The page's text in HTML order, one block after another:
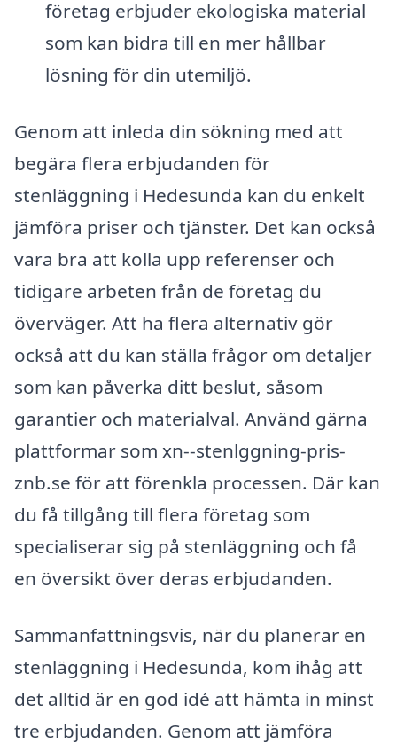
företag erbjuder ekologiska material
som kan bidra till en mer hållbar
lösning för din utemiljö.
Genom att inleda din sökning med att
begära flera erbjudanden för
stenläggning i Hedesunda kan du enkelt
jämföra priser och tjänster. Det kan också
vara bra att kolla upp referenser och
tidigare arbeten från de företag du
överväger. Att ha flera alternativ gör
också att du kan ställa frågor om detaljer
som kan påverka ditt beslut, såsom
garantier och materialval. Använd gärna
plattformar som xn--stenlggning-pris-
znb.se för att förenkla processen. Där kan
du få tillgång till flera företag som
specialiserar sig på stenläggning och få
en översikt över deras erbjudanden.
Sammanfattningsvis, när du planerar en
stenläggning i Hedesunda, kom ihåg att
det alltid är en god idé att hämta in minst
tre erbjudanden. Genom att jämföra